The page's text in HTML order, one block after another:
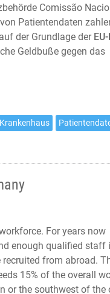
Comissão
Patientendaten
der Grundlage der
Geldbuße gegen das
Krankenhaus
For years now
enough qualified staff
from abroad.
15% of the overall
or the southwest of the